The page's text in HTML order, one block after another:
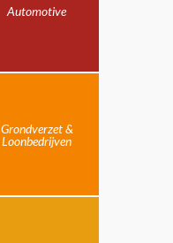
Automotive
Grondverzet &
Loonbedrijven